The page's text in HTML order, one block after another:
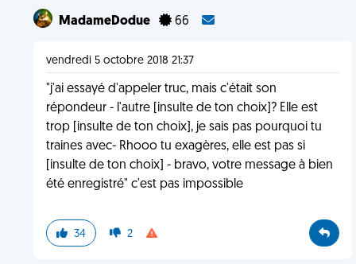
MadameDodue 66
vendredi 5 octobre 2018 21:37
"j'ai essayé d'appeler truc, mais c'était son
répondeur - l'autre [insulte de ton choix]? Elle est
trop [insulte de ton choix], je sais pas pourquoi tu
traines avec- Rhooo tu exagères, elle est pas si
[insulte de ton choix] - bravo, votre message à bien
été enregistré" c'est pas impossible
34 2